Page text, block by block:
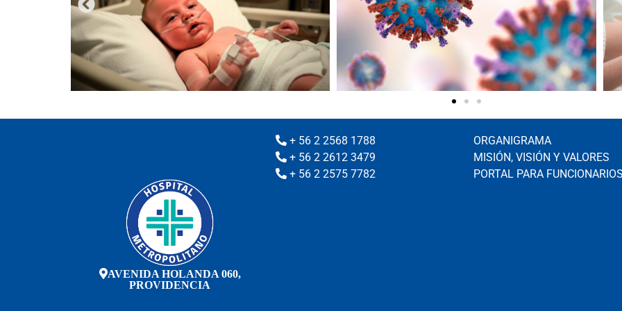
AVENIDA HOLANDA 060,
PROVIDENCIA
+ 56 2 2568 1788
+ 56 2 2612 3479
+ 56 2 2575 7782
ORGANIGRAMA
MISIÓN, VISIÓN Y VALORES
PORTAL PARA